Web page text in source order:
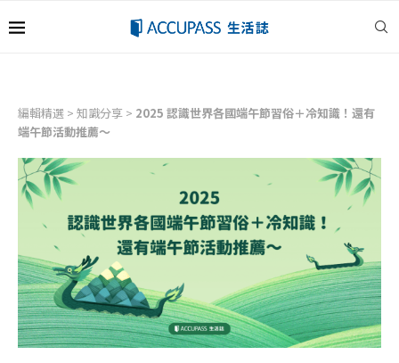
編輯精選 > 知識分享 > 2025 認識世界各國端午節習俗＋冷知識！還有
端午節活動推薦～